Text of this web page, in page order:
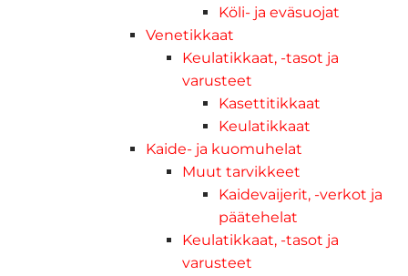
Köli- ja eväsuojat
Venetikkaat
Keulatikkaat, -tasot ja
varusteet
Kasettitikkaat
Keulatikkaat
Kaide- ja kuomuhelat
Muut tarvikkeet
Kaidevaijerit, -verkot ja
päätehelat
Keulatikkaat, -tasot ja
varusteet